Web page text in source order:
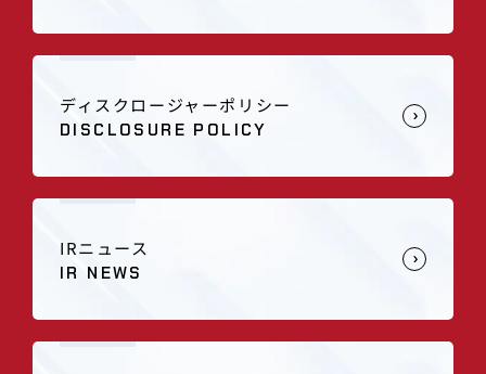
ディスクロージャーポリシー
DISCLOSURE POLICY
IRニュース
IR NEWS